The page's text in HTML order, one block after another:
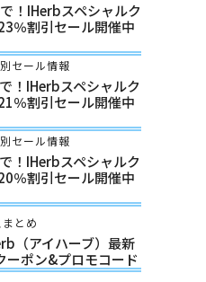
！iHerbスペシャルク
％割引セール開催中
セール情報
！iHerbスペシャルク
％割引セール開催中
セール情報
！iHerbスペシャルク
％割引セール開催中
とめ
（アイハーブ）最新
ーポン&プロモコード